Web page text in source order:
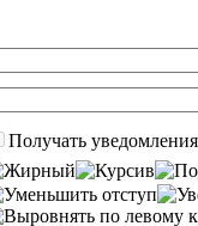
Получать